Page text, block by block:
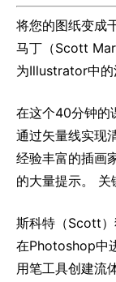
将您的图纸变成
马丁（Scott
为Illustrator中的
在这个40分钟的
通过矢量线实现
经验丰富的插画
的大量提示。 关
斯科特（Scott
在Photoshop中
用笔工具创建流